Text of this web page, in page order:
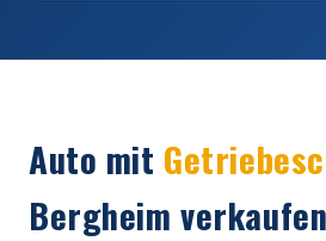
Auto mit
Bergheim verkaufen